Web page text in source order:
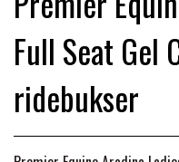
HUER &
SKO
PREMIER
PREMIER EQUINE
CARR
Full Seat Gel
ridebukser